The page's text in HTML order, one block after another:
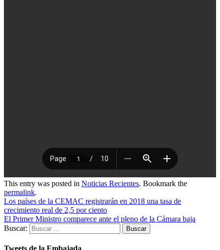
This entry was posted in Noticias Recientes. Bookmark the
permalink.
Los países de la CEMAC registrarán en 2018 una tasa de
crecimiento real de 2,5 por ciento
El Primer Ministro comparece ante el pleno de la Cámara baja
Buscar: